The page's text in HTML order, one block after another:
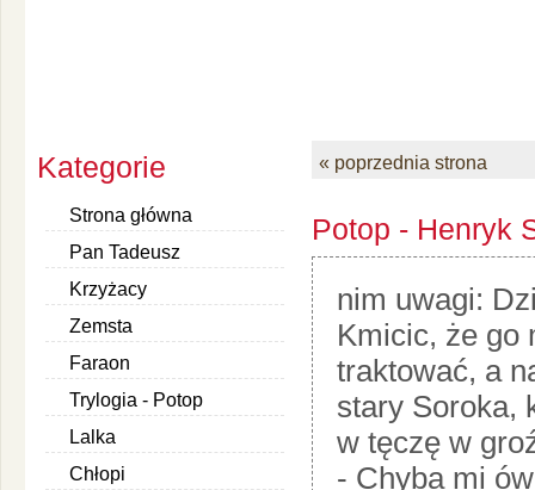
Kategorie
Strona główna
Pan Tadeusz
Krzyżacy
Zemsta
Faraon
Trylogia - Potop
Lalka
Chłopi
« poprzednia strona
Potop - Henryk
nim uwagi:
Kmicic, że go
traktować, a
stary Soroka,
w tęczę w
- Chyba mi